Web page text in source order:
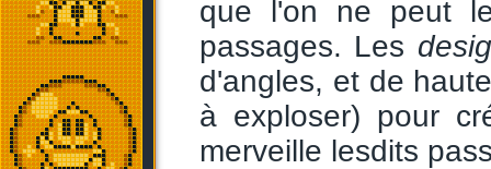
que l'on ne peut
passages. Les
d'angles, et de
à exploser) pour
merveille lesdits